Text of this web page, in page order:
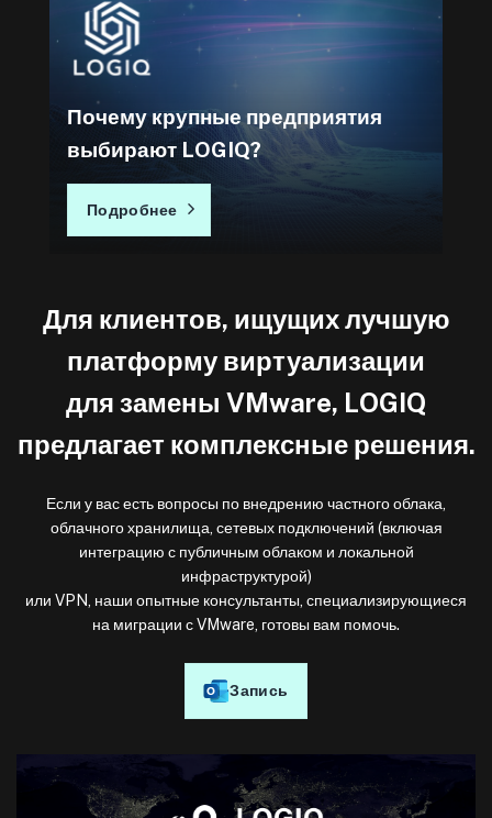
Почему крупные предприятия
выбирают LOGIQ?
Подробнее
Для клиентов, ищущих лучшую
платформу виртуализации
для замены VMware, LOGIQ
предлагает комплексные решения.
Если у вас есть вопросы по внедрению частного облака,
облачного хранилища, сетевых подключений (включая
интеграцию с публичным облаком и локальной
инфраструктурой)
или VPN, наши опытные консультанты, специализирующиеся
на миграции с VMware, готовы вам помочь.
Запись